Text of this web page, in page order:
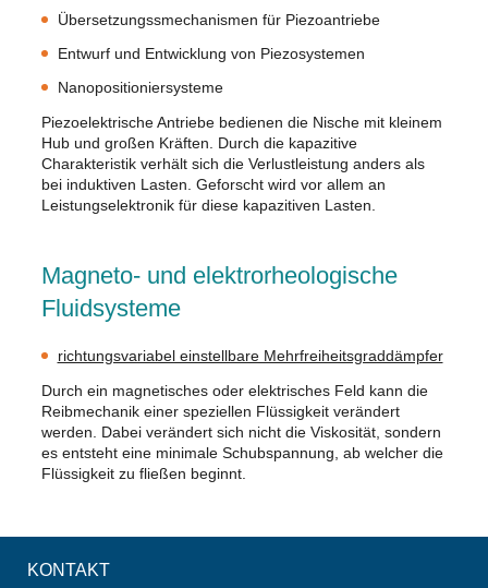
Übersetzungssmechanismen für Piezoantriebe
Entwurf und Entwicklung von Piezosystemen
Nanopositioniersysteme
Piezoelektrische Antriebe bedienen die Nische mit kleinem
Hub und großen Kräften. Durch die kapazitive
Charakteristik verhält sich die Verlustleistung anders als
bei induktiven Lasten. Geforscht wird vor allem an
Leistungselektronik für diese kapazitiven Lasten.
Magneto- und elektrorheologische
Fluidsysteme
richtungsvariabel einstellbare Mehrfreiheitsgraddämpfer
Durch ein magnetisches oder elektrisches Feld kann die
Reibmechanik einer speziellen Flüssigkeit verändert
werden. Dabei verändert sich nicht die Viskosität, sondern
es entsteht eine minimale Schubspannung, ab welcher die
Flüssigkeit zu fließen beginnt.
KONTAKT